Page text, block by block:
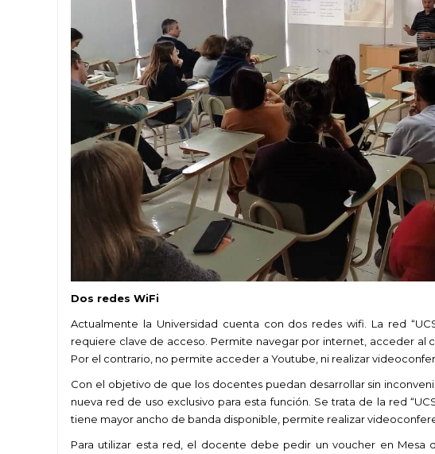
Dos redes WiFi
Actualmente la Universidad cuenta con dos redes wifi. La red
requiere clave de acceso. Permite navegar por internet, acceder al
Por el contrario, no permite acceder a Youtube, ni realizar
Con el objetivo de que los docentes puedan desarrollar sin
nueva red de uso exclusivo para esta función. Se trata de la red
tiene mayor ancho de banda disponible, permite realizar
Para utilizar esta red, el docente debe pedir un voucher en Mesa